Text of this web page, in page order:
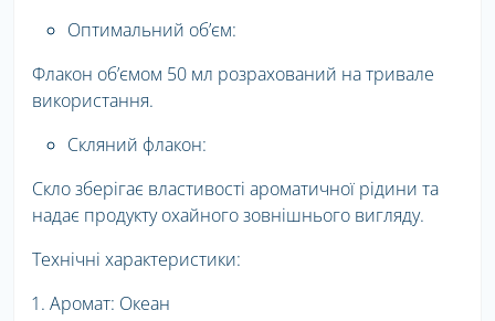
Оптимальний об’єм:
Флакон об’ємом 50 мл розрахований на тривале
використання.
Скляний флакон:
Скло зберігає властивості ароматичної рідини та
надає продукту охайного зовнішнього вигляду.
Технічні характеристики:
Аромат: Океан